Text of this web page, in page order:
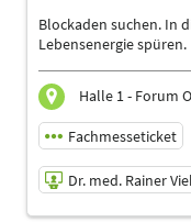
Sprache
Deutsch
Themen
Sporttherapeuten
Blockaden suchen. In
Lebensenergie spüren.
Halle 1 - Forum
Fachmesseticket
Dr. med. Rainer